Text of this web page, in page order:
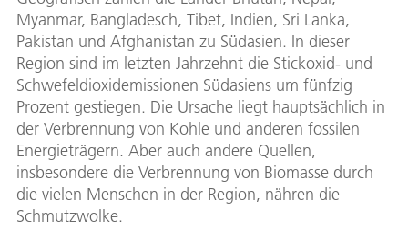
Myanmar, Bangladesch, Tibet, Indien, Sri Lanka,
Pakistan und Afghanistan zu Südasien. In dieser
Region sind im letzten Jahrzehnt die Stickoxid- und
Schwefeldioxidemissionen Südasiens um fünfzig
Prozent gestiegen. Die Ursache liegt hauptsächlich in
der Verbrennung von Kohle und anderen fossilen
Energieträgern. Aber auch andere Quellen,
insbesondere die Verbrennung von Biomasse durch
die vielen Menschen in der Region, nähren die
Schmutzwolke.